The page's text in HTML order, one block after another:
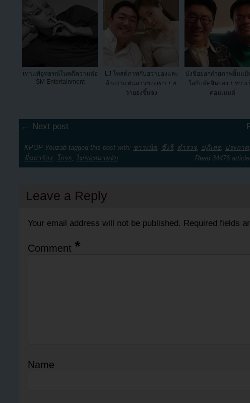
เทาแพ้อุทธรณ์ในคดีความต่อ
SM Entertainment
LJ โพสต์ภาพกับฮวายองและ
อ้างว่าแฟนสาวของเขา + ฮ
วายองชี้แจง
บังชีฮยอกถ่ายภาพยิ้มแย้
ใสกับพัคจินยอง + ชาวเ
คอมเมนต์
← Next post
KPOP Youzab tagged this post with: ชาวเน็ต, ซึงรี, ตำรวจ, ปฏิเสธ, ประกาศ,
ยื่นคำร้อง, โกรธ, ไม่ขอหมายจับ Read 34476
Leave a Reply
Your email address will not be published. Required fields
Comment *
Name